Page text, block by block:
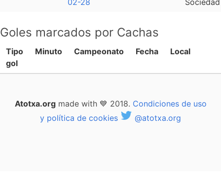
02-28 Sociedad
Goles marcados por Cachas
Tipo
gol
Minuto Campeonato Fecha Local
Atotxa.orgmade with 💙 2018. Condiciones de uso
y política de cookies
@atotxa.org